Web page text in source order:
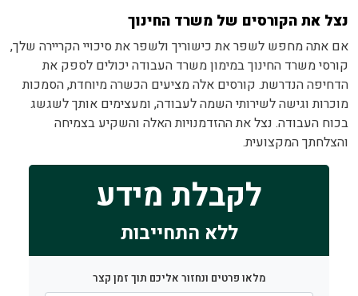
נצל את הקורסים של משרד החינוך
אם אתה מחפש לשפר את כישוריך ולשפר את סיכויי הקריירה שלך,
קורסי משרד החינוך במימון משרד העבודה יכולים לספק את
הדחיפה הנדרשת. קורסים אלה מציעים הכשרה מיוחדת, הסמכות
מוכרות וגישה לשירותי השמה לעבודה, ומעצימים אותך לשגשג
בכוח העבודה. נצל את ההזדמנויות האלה והשקיע בצמיחה
והצלחתך המקצועית.
לקבלת מידע
ללא התחייבות
מלאו פרטים ונחזור אליכם תוך זמן קצר